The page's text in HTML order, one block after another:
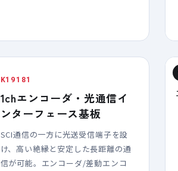
K19181
1chエンコーダ・光通信イ
ンターフェース基板
SCI通信の一方に光送受信端子を設
け、高い絶縁と安定した長距離の通
信が可能。エンコーダ/差動エンコ